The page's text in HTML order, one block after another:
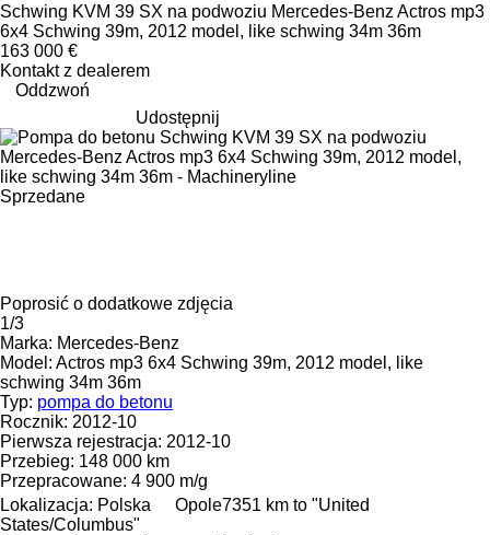
Schwing KVM 39 SX na podwoziu Mercedes-Benz Actros mp3
6x4 Schwing 39m, 2012 model, like schwing 34m 36m
163 000 €
Kontakt z dealerem
Oddzwoń
Udostępnij
Sprzedane
Poprosić o dodatkowe zdjęcia
1/3
Marka: Mercedes-Benz
Model: Actros mp3 6x4 Schwing 39m, 2012 model, like
schwing 34m 36m
Typ: pompa do betonu
Rocznik: 2012-10
Pierwsza rejestracja: 2012-10
Przebieg: 148 000 km
Przepracowane: 4 900 m/g
Lokalizacja: Polska Opole7351 km to "United
States/Columbus"